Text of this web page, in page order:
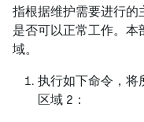
指根据维护需要进行的
是否可以正常工作。本
域。
执行如下命令，将
区域 2：